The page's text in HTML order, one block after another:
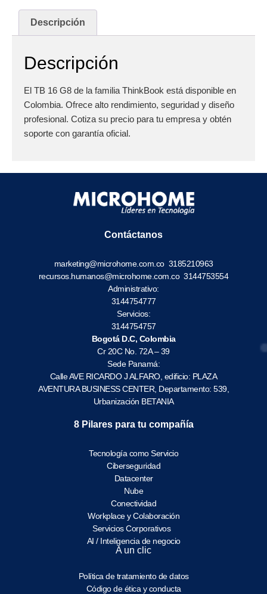
Descripción
Descripción
El TB 16 G8 de la familia ThinkBook está disponible en
Colombia. Ofrece alto rendimiento, seguridad y diseño
profesional. Cotiza su precio para tu empresa y obtén
soporte con garantía oficial.
Contáctanos
marketing@microhome.com.co 3185210963
recursos.humanos@microhome.com.co3144753554
Administrativo:
3144754777
Servicios:
3144754757
Bogotá D.C, Colombia
Cr 20C No. 72A – 39
Sede Panamá:
Calle AVE RICARDO J ALFARO, edificio: PLAZA
AVENTURA BUSINESS CENTER, Departamento: 539,
Urbanización BETANIA
8 Pilares para tu compañía
Tecnología como Servicio
Ciberseguridad
Datacenter
Nube
Conectividad
Workplace y Colaboración
Servicios Corporativos
AI / Inteligencia de negocio
A un clic
Política de tratamiento de datos
Código de ética y conducta